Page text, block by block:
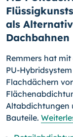
als
Dachbahnen
Remmers hat mit
PU-
Flachdächern
Altabdichtungen
Bauteile.